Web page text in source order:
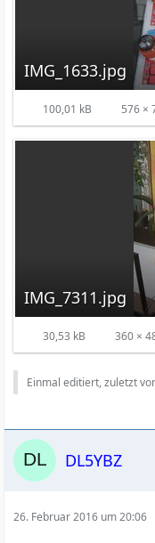
IMG_1633.jpg
100,01 kB 576 ×
IMG_7311.jpg
30,53 kB 360 ×
Einmal editiert, zuletzt
DL5YBZ
26. Februar 2016 um 20:06